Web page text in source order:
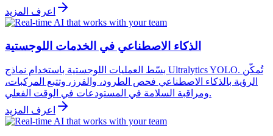
اعرف المزيد
الذكاء الاصطناعي في الخدمات اللوجستية
بسّط العمليات اللوجستية باستخدام نماذج Ultralytics YOLO. تُمكّن
الرؤية بالذكاء الاصطناعي فحص الطرود، والفرز، وتتبع المركبات،
ومراقبة السلامة في المستودعات في الوقت الفعلي.
اعرف المزيد